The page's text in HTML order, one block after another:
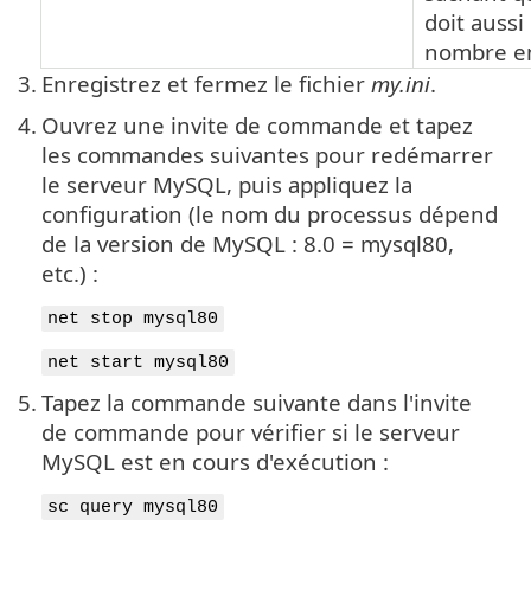
doit
nombre
3. Enregistrez et fermez le fichier my.ini.
4. Ouvrez une invite de commande et tapez
les commandes suivantes pour redémarrer
le serveur MySQL, puis appliquez la
configuration (le nom du processus dépend
de la version de MySQL : 8.0 = mysql80,
etc.) :
net stop mysql80
net start mysql80
5. Tapez la commande suivante dans l'invite
de commande pour vérifier si le serveur
MySQL est en cours d'exécution :
sc query mysql80